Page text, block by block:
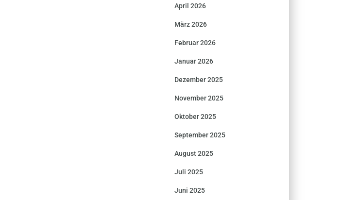
April 2026
März 2026
Februar 2026
Januar 2026
Dezember 2025
November 2025
Oktober 2025
September 2025
August 2025
Juli 2025
Juni 2025